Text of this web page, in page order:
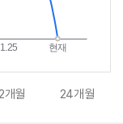
개월 24개월